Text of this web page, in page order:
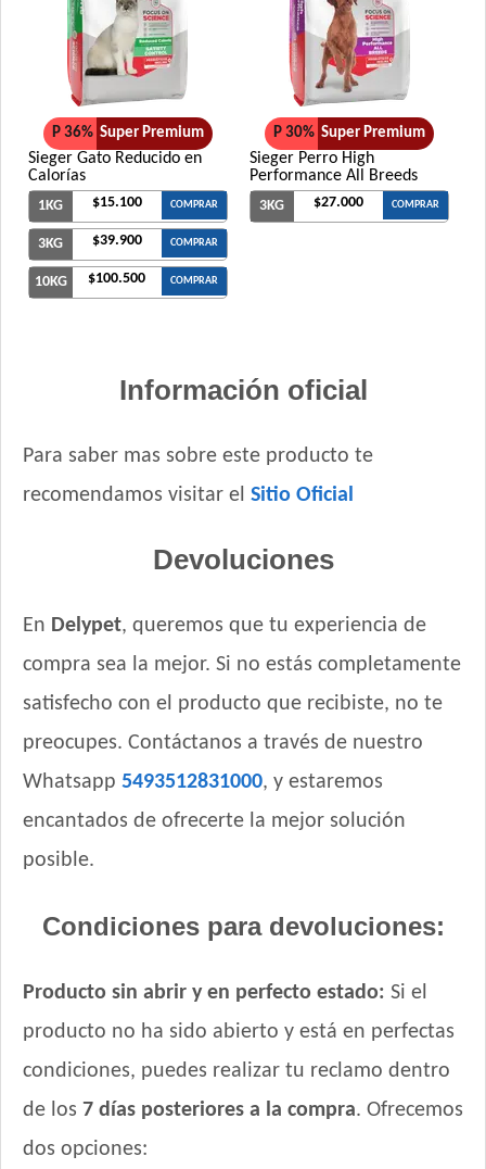
P 36% Super Premium
Sieger Gato Reducido en
Calorías
1KG $15.100 COMPRAR
3KG $39.900 COMPRAR
10KG $100.500 COMPRAR
P 30% Super Premium
Sieger Perro High
Performance All Breeds
3KG $27.000 COMPRAR
Información oficial
Para saber mas sobre este producto te
recomendamos visitar el Sitio Oficial
Devoluciones
En Delypet, queremos que tu experiencia de
compra sea la mejor. Si no estás completamente
satisfecho con el producto que recibiste, no te
preocupes. Contáctanos a través de nuestro
Whatsapp 5493512831000, y estaremos
encantados de ofrecerte la mejor solución
posible.
Condiciones para devoluciones:
Producto sin abrir y en perfecto estado: Si el
producto no ha sido abierto y está en perfectas
condiciones, puedes realizar tu reclamo dentro
de los 7 días posteriores a la compra. Ofrecemos
dos opciones: